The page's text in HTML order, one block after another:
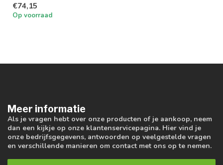
€74,15
Op voorraad
Meer informatie
Als je vragen hebt over onze producten of je aankoop, neem
dan een kijkje op onze klantenservicepagina. Hier vind je
onze bedrijfsgegevens, antwoorden op veelgestelde vragen
en verschillende manieren om contact met ons op te nemen.